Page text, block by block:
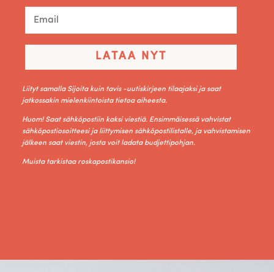
LATAA NYT
Liityt samalla Sijoita kuin tavis -uutiskirjeen tilaajaksi ja saat
jatkossakin mielenkiintoista tietoa aiheesta.
Huom! Saat sähköpostiin kaksi viestiä. Ensimmäisessä vahvistat
sähköpostiosoitteesi ja liittymisen sähköpostilistalle, ja vahvistamisen
jälkeen saat viestin, josta voit ladata budjettipohjan.
Muista tarkistaa roskapostikansio!